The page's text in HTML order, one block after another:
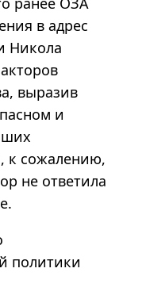
в адрес
Никола
выразив
и
к сожалению,
не ответила
политики